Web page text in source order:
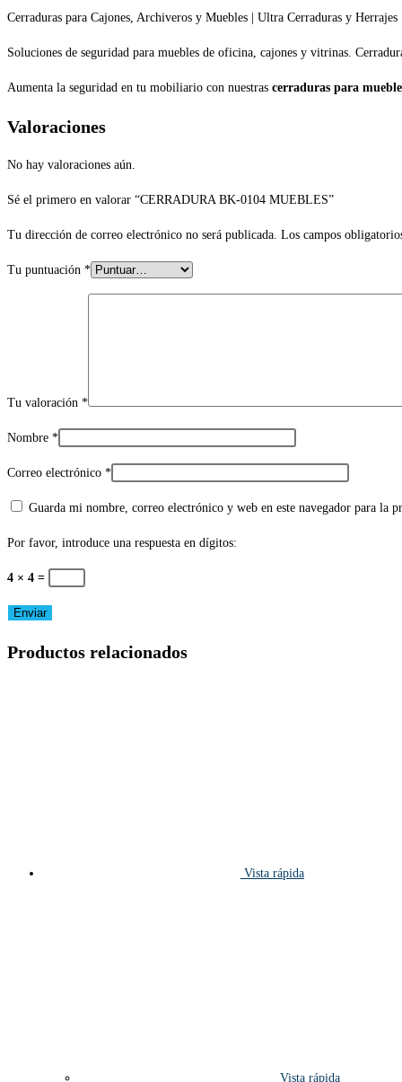
Cerraduras para Cajones, Archiveros y Muebles | Ultra Cerraduras y Herrajes
Soluciones de seguridad para muebles de oficina, cajones y vitrinas.
Aumenta la seguridad en tu mobiliario con nuestras cerraduras para
Valoraciones
No hay valoraciones aún.
Sé el primero en valorar “CERRADURA BK-0104 MUEBLES”
Tu dirección de correo electrónico no será publicada. Los campos
Tu puntuación *
Tu valoración *
Nombre *
Correo electrónico *
Guarda mi nombre, correo electrónico y web en este navegador para la
Por favor, introduce una respuesta en dígitos:
4 × 4 =
Productos relacionados
Vista rápida
Vista rápida